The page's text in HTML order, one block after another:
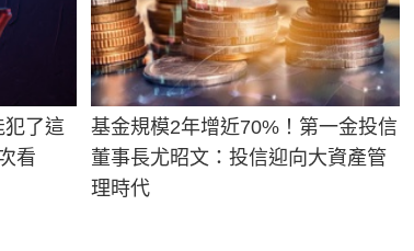
了這
看
基金規模2年增近70%！第一金投信
董事長尤昭文：投信迎向大資產管
理時代